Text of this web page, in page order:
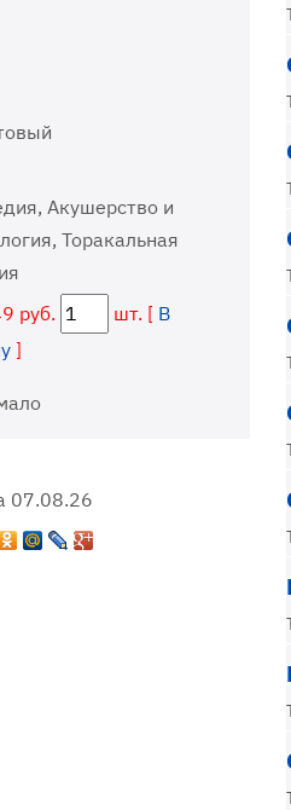
Акушерство и
Торакальная
руб. шт. [ В
]
07.08.26